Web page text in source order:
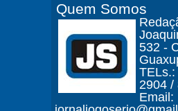
Quem Somos
532 -
2904 /
Email: